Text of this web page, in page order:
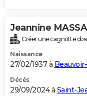
Jeannine
Créer une cagnotte
Naissance
27/02/1937 à
Décès
29/09/2024 à Saint-